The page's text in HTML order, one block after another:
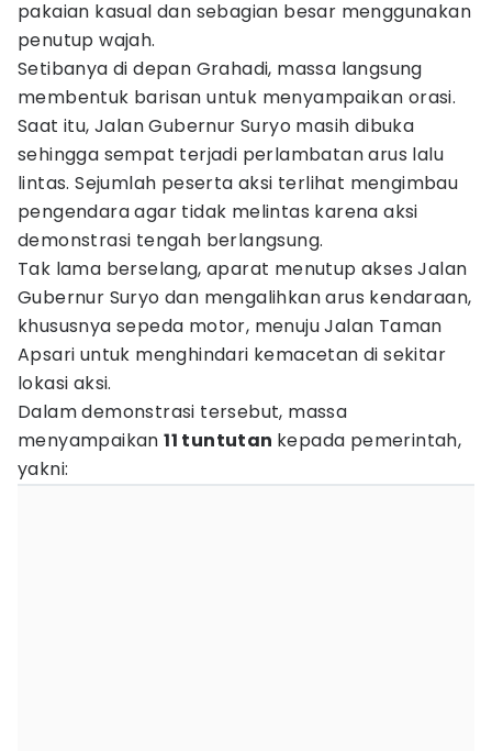
pakaian kasual dan sebagian besar menggunakan
penutup wajah.
Setibanya di depan Grahadi, massa langsung
membentuk barisan untuk menyampaikan orasi.
Saat itu, Jalan Gubernur Suryo masih dibuka
sehingga sempat terjadi perlambatan arus lalu
lintas. Sejumlah peserta aksi terlihat mengimbau
pengendara agar tidak melintas karena aksi
demonstrasi tengah berlangsung.
Tak lama berselang, aparat menutup akses Jalan
Gubernur Suryo dan mengalihkan arus kendaraan,
khususnya sepeda motor, menuju Jalan Taman
Apsari untuk menghindari kemacetan di sekitar
lokasi aksi.
Dalam demonstrasi tersebut, massa
menyampaikan11 tuntutan kepada pemerintah,
yakni: